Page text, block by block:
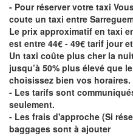
- Pour réserver votre taxi
coute un taxi entre
Le prix approximatif en taxi
est entre 44€ - 49€ tarif jour
Un taxi coûte plus cher la
jusqu’à 50% plus élevé que
choisissez bien vos horaires.
- Les tarifs sont
seulement.
- Les frais d'approche (Si
baggages sont à ajouter